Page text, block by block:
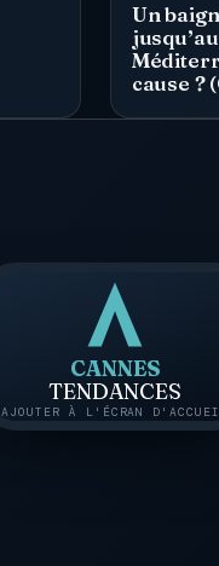
Un
cause ?
CANNES
TENDANCES
AJOUTER À L'ÉCRAN